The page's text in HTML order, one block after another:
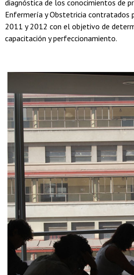
diagnóstica de los conocimientos de
Enfermería y Obstetricia contratados
2011 y 2012 con el objetivo de
capacitación y perfeccionamiento.